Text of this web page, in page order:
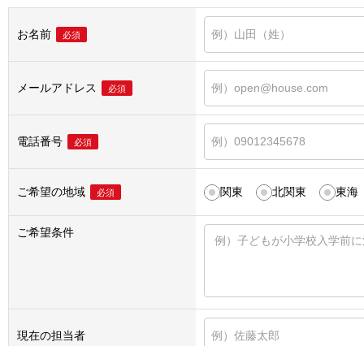
お名前 必須
メールアドレス 必須
電話番号 必須
ご希望の地域 必須 関東 北関東 東海
ご希望条件
現在の担当者